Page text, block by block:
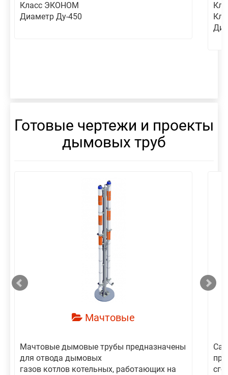
Класс ЭКОНОМ
Диаметр Ду-450
Готовые чертежи и проекты
дымовых труб
Мачтовые
Мачтовые дымовые трубы предназначены
для отвода дымовых
газов котлов котельных, работающих на